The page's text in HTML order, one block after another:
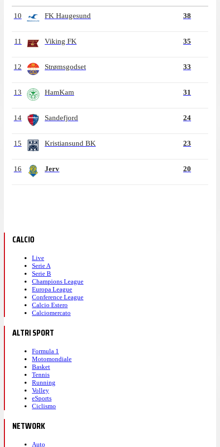
10 FK Haugesund 38
11 Viking FK 35
12 Strømsgodset 33
13 HamKam 31
14 Sandefjord 24
15 Kristiansund BK 23
16 Jerv 20
CALCIO
Live
Serie A
Serie B
Champions League
Europa League
Conference League
Calcio Estero
Calciomercato
ALTRI SPORT
Formula 1
Motomondiale
Basket
Tennis
Running
Volley
eSports
Ciclismo
NETWORK
Auto